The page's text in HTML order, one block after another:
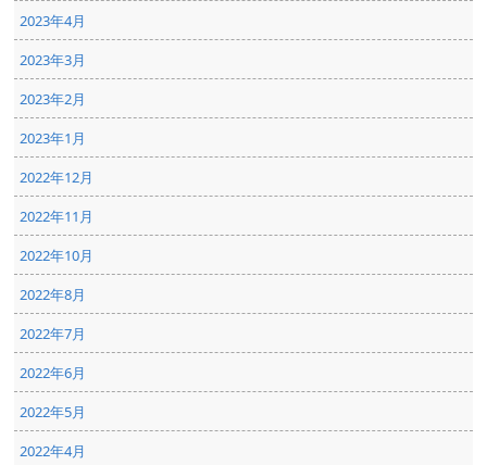
2023年4月
2023年3月
2023年2月
2023年1月
2022年12月
2022年11月
2022年10月
2022年8月
2022年7月
2022年6月
2022年5月
2022年4月